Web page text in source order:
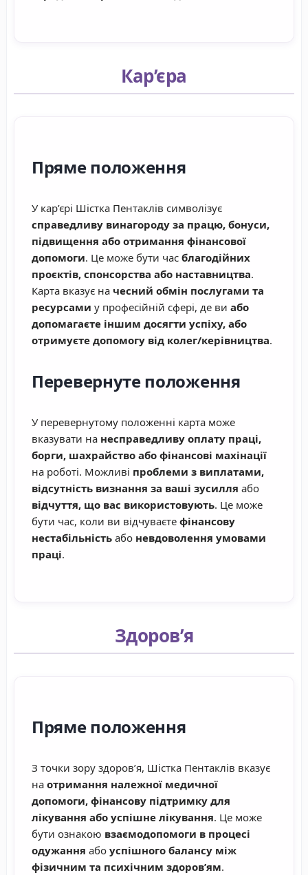
Кар’єра
Пряме положення
У кар’єрі Шістка Пентаклів символізує
справедливу винагороду за працю, бонуси,
підвищення або отримання фінансової
допомоги. Це може бути час благодійних
проєктів, спонсорства або наставництва.
Карта вказує на чесний обмін послугами та
ресурсами у професійній сфері, де ви або
допомагаєте іншим досягти успіху, або
отримуєте допомогу від колег/керівництва.
Перевернуте положення
У перевернутому положенні карта може
вказувати на несправедливу оплату праці,
борги, шахрайство або фінансові махінації
на роботі. Можливі проблеми з виплатами,
відсутність визнання за ваші зусилля або
відчуття, що вас використовують. Це може
бути час, коли ви відчуваєте фінансову
нестабільність або невдоволення умовами
праці.
Здоров’я
Пряме положення
З точки зору здоров’я, Шістка Пентаклів вказує
на отримання належної медичної
допомоги, фінансову підтримку для
лікування або успішне лікування. Це може
бути ознакою взаємодопомоги в процесі
одужання або успішного балансу між
фізичним та психічним здоров’ям.